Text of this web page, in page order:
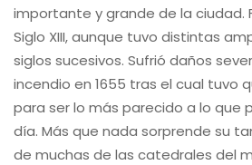
importante y grande de la ciudad.
Siglo XIII, aunque tuvo distintas
siglos sucesivos. Sufrió daños
incendio en 1655 tras el cual tuvo
para ser lo más parecido a lo que
día. Más que nada sorprende su
de muchas de las catedrales del